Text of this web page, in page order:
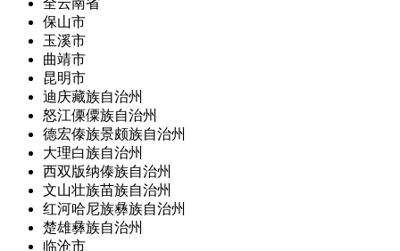
全云南省
保山市
玉溪市
曲靖市
昆明市
迪庆藏族自治州
怒江傈僳族自治州
德宏傣族景颇族自治州
大理白族自治州
西双版纳傣族自治州
文山壮族苗族自治州
红河哈尼族彝族自治州
楚雄彝族自治州
临沧市